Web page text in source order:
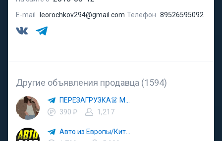
E-mail leorochkov294@gmail.com Телефон 89526595092
Другие объявления продавца (1594)
390 ₽
1,217